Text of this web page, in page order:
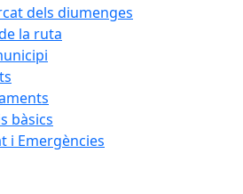
dels diumenges
la ruta
bàsics
i Emergències